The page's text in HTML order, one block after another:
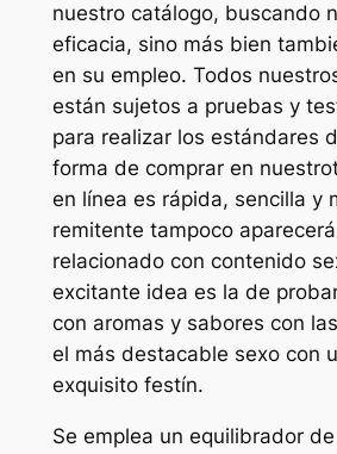
nuestro catálogo, buscando
eficacia, sino más bien
en su empleo. Todos
están sujetos a pruebas y
para realizar los estándares
forma de comprar en
en línea es rápida, sencilla y
remitente tampoco
relacionado con contenido
excitante idea es la de
con aromas y sabores con
el más destacable sexo con
exquisito festín.
Se emplea un equilibrador